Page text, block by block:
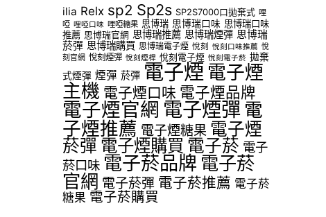
ilia Relx sp2 Sp2s SP2S7000口拋棄式 哩
啞 哩啞口味 哩啞糖果 思博瑞 思博瑞口味 思博瑞口味
推薦 思博瑞官網 思博瑞推薦 思博瑞煙彈 思博瑞
菸彈 思博瑞購買 思博瑞電子煙 悅刻 悅刻口味推薦 悅
刻官網 悅刻煙彈 悅刻煙桿 悅刻電子煙 悅刻電子菸 拋棄
式煙彈 煙彈 菸彈 電子煙 電子煙
主機 電子煙口味 電子煙品牌
電子煙官網 電子煙彈 電
子煙推薦 電子煙糖果 電子煙
菸彈 電子煙購買 電子菸 電子
菸口味 電子菸品牌 電子菸
官網 電子菸彈 電子菸推薦 電子菸
糖果 電子菸購買